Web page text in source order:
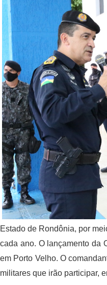
Estado de Rondônia, por
cada ano. O lançamento da
em Porto Velho. O
militares que irão participar,